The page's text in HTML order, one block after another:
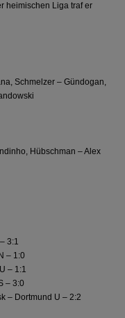
heimischen Liga traf er
Schmelzer – Gündogan,
Hübschman – Alex
3:1
– 1:0
– 1:1
– 3:0
– Dortmund U – 2:2